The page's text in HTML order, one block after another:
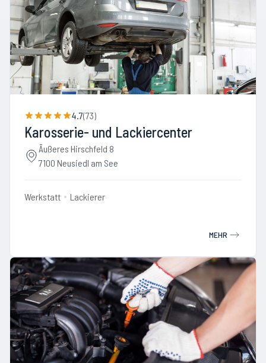
4.7(73)
Karosserie- und Lackiercenter
Äußeres Hirschfeld 8
7100 Neusiedl am See
Werkstatt Lackierer
MEHR